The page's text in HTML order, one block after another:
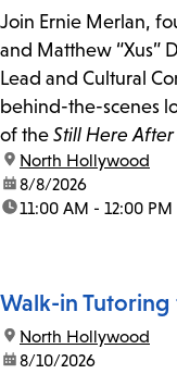
Join Ernie Merlan,
and Matthew “Xus”
Lead and Cultural
behind-the-scenes
of the Still Here
Tongva mural in
location:
North Hollywood
date:8/8/2026
time:11:00 AM - 12:00 PM
Walk-in Tutoring
location:
North Hollywood
date:8/10/2026